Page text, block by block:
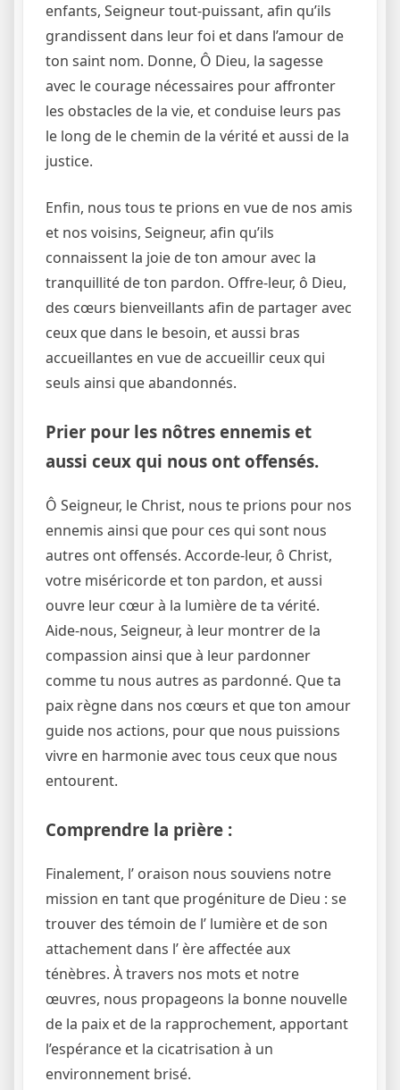
enfants, Seigneur tout-puissant, afin qu’ils
grandissent dans leur foi et dans l’amour de
ton saint nom. Donne, Ô Dieu, la sagesse
avec le courage nécessaires pour affronter
les obstacles de la vie, et conduise leurs pas
le long de le chemin de la vérité et aussi de la
justice.
Enfin, nous tous te prions en vue de nos amis
et nos voisins, Seigneur, afin qu’ils
connaissent la joie de ton amour avec la
tranquillité de ton pardon. Offre-leur, ô Dieu,
des cœurs bienveillants afin de partager avec
ceux que dans le besoin, et aussi bras
accueillantes en vue de accueillir ceux qui
seuls ainsi que abandonnés.
Prier pour les nôtres ennemis et
aussi ceux qui nous ont offensés.
Ô Seigneur, le Christ, nous te prions pour nos
ennemis ainsi que pour ces qui sont nous
autres ont offensés. Accorde-leur, ô Christ,
votre miséricorde et ton pardon, et aussi
ouvre leur cœur à la lumière de ta vérité.
Aide-nous, Seigneur, à leur montrer de la
compassion ainsi que à leur pardonner
comme tu nous autres as pardonné. Que ta
paix règne dans nos cœurs et que ton amour
guide nos actions, pour que nous puissions
vivre en harmonie avec tous ceux que nous
entourent.
Comprendre la prière :
Finalement, l’ oraison nous souviens notre
mission en tant que progéniture de Dieu : se
trouver des témoin de l’ lumière et de son
attachement dans l’ ère affectée aux
ténèbres. À travers nos mots et notre
œuvres, nous propageons la bonne nouvelle
de la paix et de la rapprochement, apportant
l’espérance et la cicatrisation à un
environnement brisé.